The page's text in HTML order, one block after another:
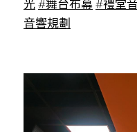
光#舞台布幕#禮堂
音響規劃